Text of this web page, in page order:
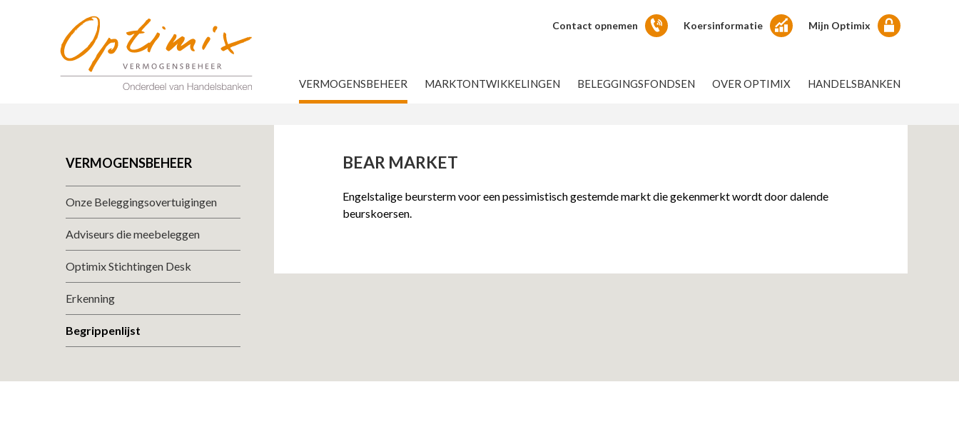
VERMOGENSBEHEER MARKTONTWIKKELINGEN BELEGGINGSFONDSEN OVER OPTIMIX HANDELSBANKEN
Contact opnemen Koersinformatie Mijn Optimix
VERMOGENSBEHEER
Onze Beleggingsovertuigingen
Adviseurs die meebeleggen
Optimix Stichtingen Desk
Erkenning
Begrippenlijst
BEAR MARKET
Engelstalige beursterm voor een pessimistisch gestemde markt die gekenmerkt wordt door dalende
beurskoersen.